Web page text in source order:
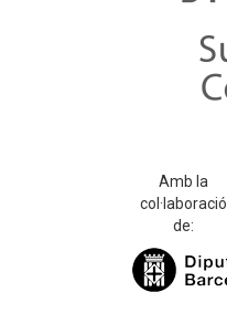
Amb la
col·laboració
de: